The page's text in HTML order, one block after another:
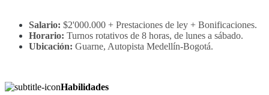
Salario: $2'000.000 + Prestaciones de ley + Bonificaciones.
Horario: Turnos rotativos de 8 horas, de lunes a sábado.
Ubicación: Guarne, Autopista Medellín-Bogotá.
Habilidades